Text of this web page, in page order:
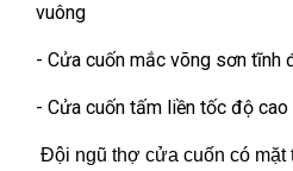
vuông
- Cửa cuốn mắc võng sơn tĩnh
- Cửa cuốn tấm liền tốc độ cao
Đội ngũ thợ cửa cuốn có mặt